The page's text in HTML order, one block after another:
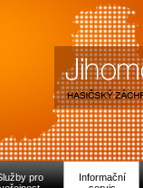
pro
Informační